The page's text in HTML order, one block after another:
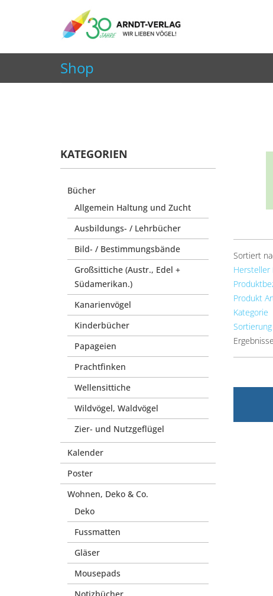
+49 7252 9707310
Shop
Aktuelle Seite:
KATEGORIEN
Bücher
Allgemein Haltung und Zucht
Ausbildungs- / Lehrbücher
Bild- / Bestimmungsbände
Großsittiche (Austr., Edel +
Südamerikan.)
Kanarienvögel
Kinderbücher
Papageien
Prachtfinken
Wellensittiche
Wildvögel, Waldvögel
Zier- und Nutzgeflügel
Kalender
Poster
Wohnen, Deko & Co.
Deko
Fussmatten
Gläser
Mousepads
Sortiert
Hersteller
Produkt
Kategorie
Sortierung